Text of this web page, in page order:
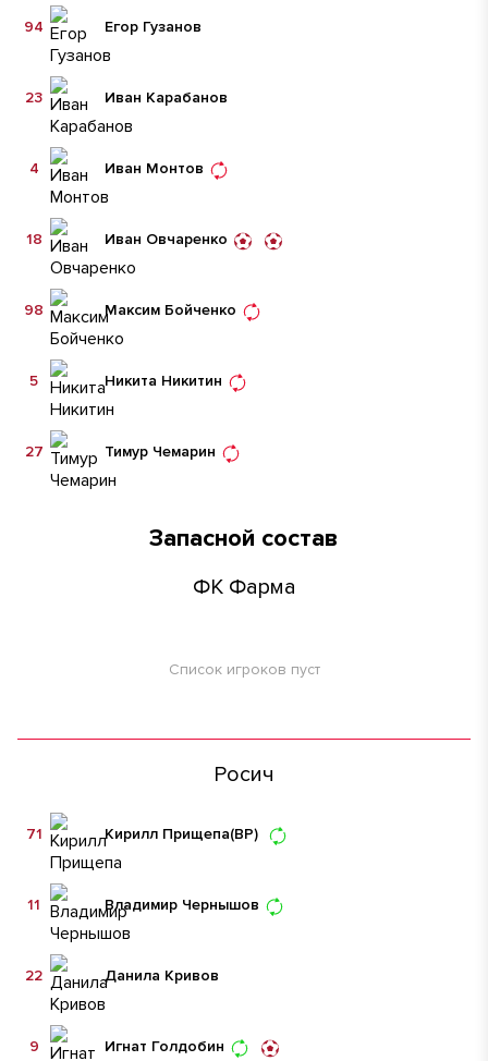
Егор Гузанов
94
Иван Карабанов
23
Иван Монтов
4
Иван Овчаренко
18
Максим Бойченко
98
Никита Никитин
5
Тимур Чемарин
27
Запасной состав
ФК Фарма
Список игроков пуст
Росич
Кирилл Прищепа(ВР)
71
Владимир Чернышов
11
Данила Кривов
22
Игнат Голдобин
9